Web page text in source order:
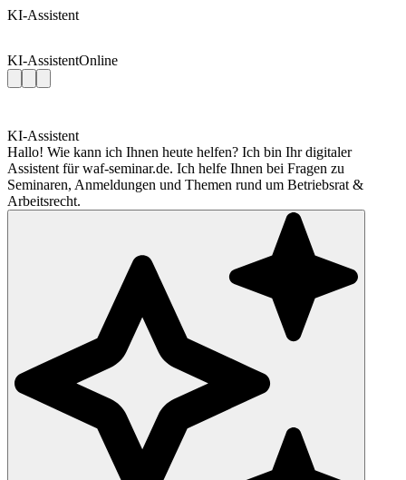
KI-Assistent
KI-AssistentOnline
KI-Assistent
Hallo! Wie kann ich Ihnen heute helfen? Ich bin Ihr digitaler
Assistent für waf-seminar.de. Ich helfe Ihnen bei Fragen zu
Seminaren, Anmeldungen und Themen rund um Betriebsrat &
Arbeitsrecht.